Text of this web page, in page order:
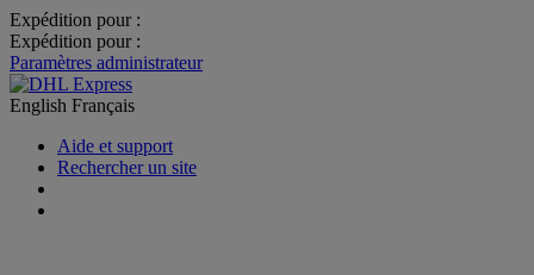
Expédition pour :
Expédition pour :
Paramètres administrateur
English Français
Aide et support
Rechercher un site